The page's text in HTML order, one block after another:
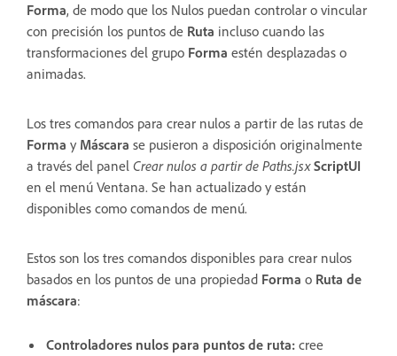
Forma, de modo que los Nulos puedan controlar o vincular
con precisión los puntos de Ruta incluso cuando las
transformaciones del grupo Forma estén desplazadas o
animadas.
Los tres comandos para crear nulos a partir de las rutas de
Forma y Máscara se pusieron a disposición originalmente
a través del panel Crear nulos a partir de Paths.jsx ScriptUI
en el menú Ventana. Se han actualizado y están
disponibles como comandos de menú.
Estos son los tres comandos disponibles para crear nulos
basados en los puntos de una propiedad Forma o Ruta de
máscara:
Controladores nulos para puntos de ruta: cree